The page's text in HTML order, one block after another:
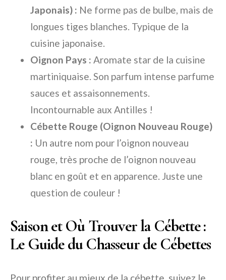
Japonais) : Ne forme pas de bulbe, mais de
longues tiges blanches. Typique de la
cuisine japonaise.
Oignon Pays : Aromate star de la cuisine
martiniquaise. Son parfum intense parfume
sauces et assaisonnements.
Incontournable aux Antilles !
Cébette Rouge (Oignon Nouveau Rouge)
: Un autre nom pour l’oignon nouveau
rouge, très proche de l’oignon nouveau
blanc en goût et en apparence. Juste une
question de couleur !
Saison et Où Trouver la Cébette :
Le Guide du Chasseur de Cébettes